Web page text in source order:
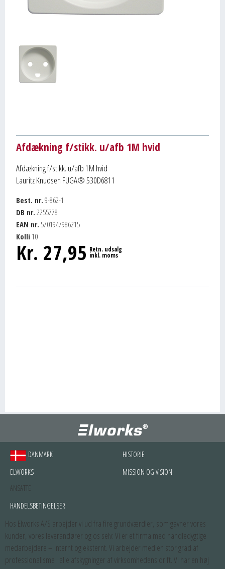
Afdækning f/stikk. u/afb 1M hvid
Afdækning f/stikk. u/afb 1M hvid
Lauritz Knudsen FUGA® 530D6811
Best. nr. 9-862-1
DB nr. 2255778
EAN nr. 5701947986215
Kolli 10
Kr. 27,95 Retn. udsalg
inkl. moms
DANMARK
ELWORKS
HISTORIE
MISSION OG VISION
ANSATTE
HANDELSBETINGELSER
Hos Elworks A/S arbejder vi ud fra fire grundværdier, som gavner vores
kunder, vores leverandører og os selv: Vi er et firma med handledygtige
medarbejdere – internt og eksternt. Vi arbejder med en stor grad af
professionalisme i alle afskygninger af virksomhedens drift. Vi har en høj